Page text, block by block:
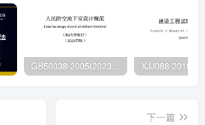
GB50038-2005(2023版)–人民防空地下室设计规范
下一篇